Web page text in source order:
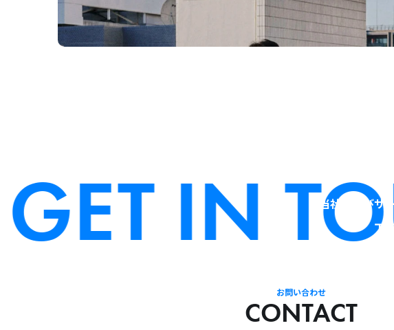
当社およびサ
下
お問い合わせ
CONTACT
IN